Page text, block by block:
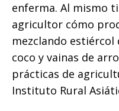
enferma. Al mismo
agricultor cómo
mezclando estiércol
coco y vainas de
prácticas de
Instituto Rural